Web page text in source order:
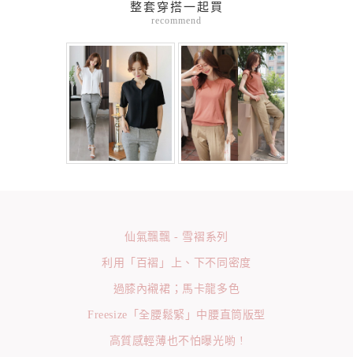
整套穿搭一起買
recommend
仙氣飄飄 - 雪褶系列
利用「百褶」上、下不同密度
過膝內襯裙；馬卡龍多色
Freesize「全腰鬆緊」中腰直筒版型
高質感輕薄也不怕曝光喲 !